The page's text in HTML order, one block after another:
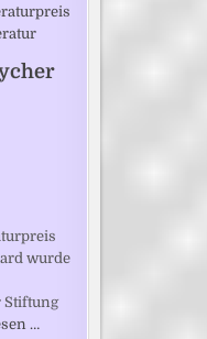
wurde
Stiftung
…